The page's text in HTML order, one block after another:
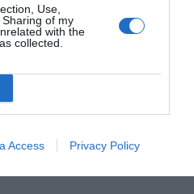
Use,
of my
with the
collected.
Access Privacy Policy